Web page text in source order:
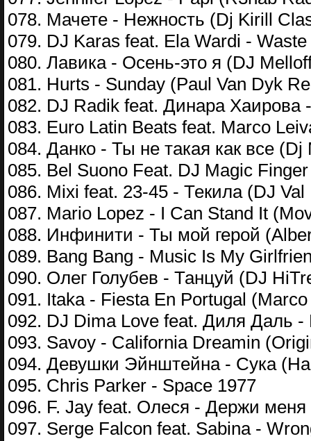
078. Мачете - Нежность (Dj Kirill
079. DJ Karas feat. Ela Wardi -
080. Лавика - Осень-это я (DJ
081. Hurts - Sunday (Paul Van Dyk
082. DJ Radik feat. Динара
083. Euro Latin Beats feat. Marco
084. Данко - Ты не такая как все
085. Bel Suono Feat. DJ Magic
086. Mixi feat. 23-45 - Текила (DJ
087. Mario Lopez - I Can Stand It
088. Инфинити - Ты мой герой
089. Bang Bang - Music Is My
090. Олег Голубев - Танцуй (DJ
091. Itaka - Fiesta En Portugal
092. DJ Dima Love feat. Диля Даль -
093. Savoy - California Dreamin
094. Девушки Эйнштейна - Сука
095. Chris Parker - Space 1977
096. F. Jay feat. Олеся - Держи
097. Serge Falcon feat. Sabina -